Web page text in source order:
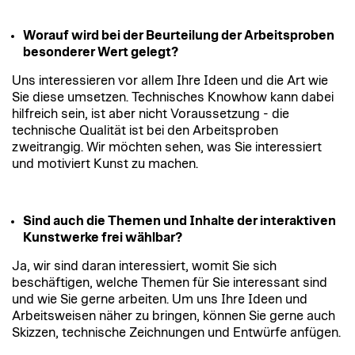
Worauf wird bei der Beurteilung der Arbeitsproben
besonderer Wert gelegt?
Uns interessieren vor allem Ihre Ideen und die Art wie
Sie diese umsetzen. Technisches Knowhow kann dabei
hilfreich sein, ist aber nicht Voraussetzung - die
technische Qualität ist bei den Arbeitsproben
zweitrangig. Wir möchten sehen, was Sie interessiert
und motiviert Kunst zu machen.
Sind auch die Themen und Inhalte der interaktiven
Kunstwerke frei wählbar?
Ja, wir sind daran interessiert, womit Sie sich
beschäftigen, welche Themen für Sie interessant sind
und wie Sie gerne arbeiten. Um uns Ihre Ideen und
Arbeitsweisen näher zu bringen, können Sie gerne auch
Skizzen, technische Zeichnungen und Entwürfe anfügen.